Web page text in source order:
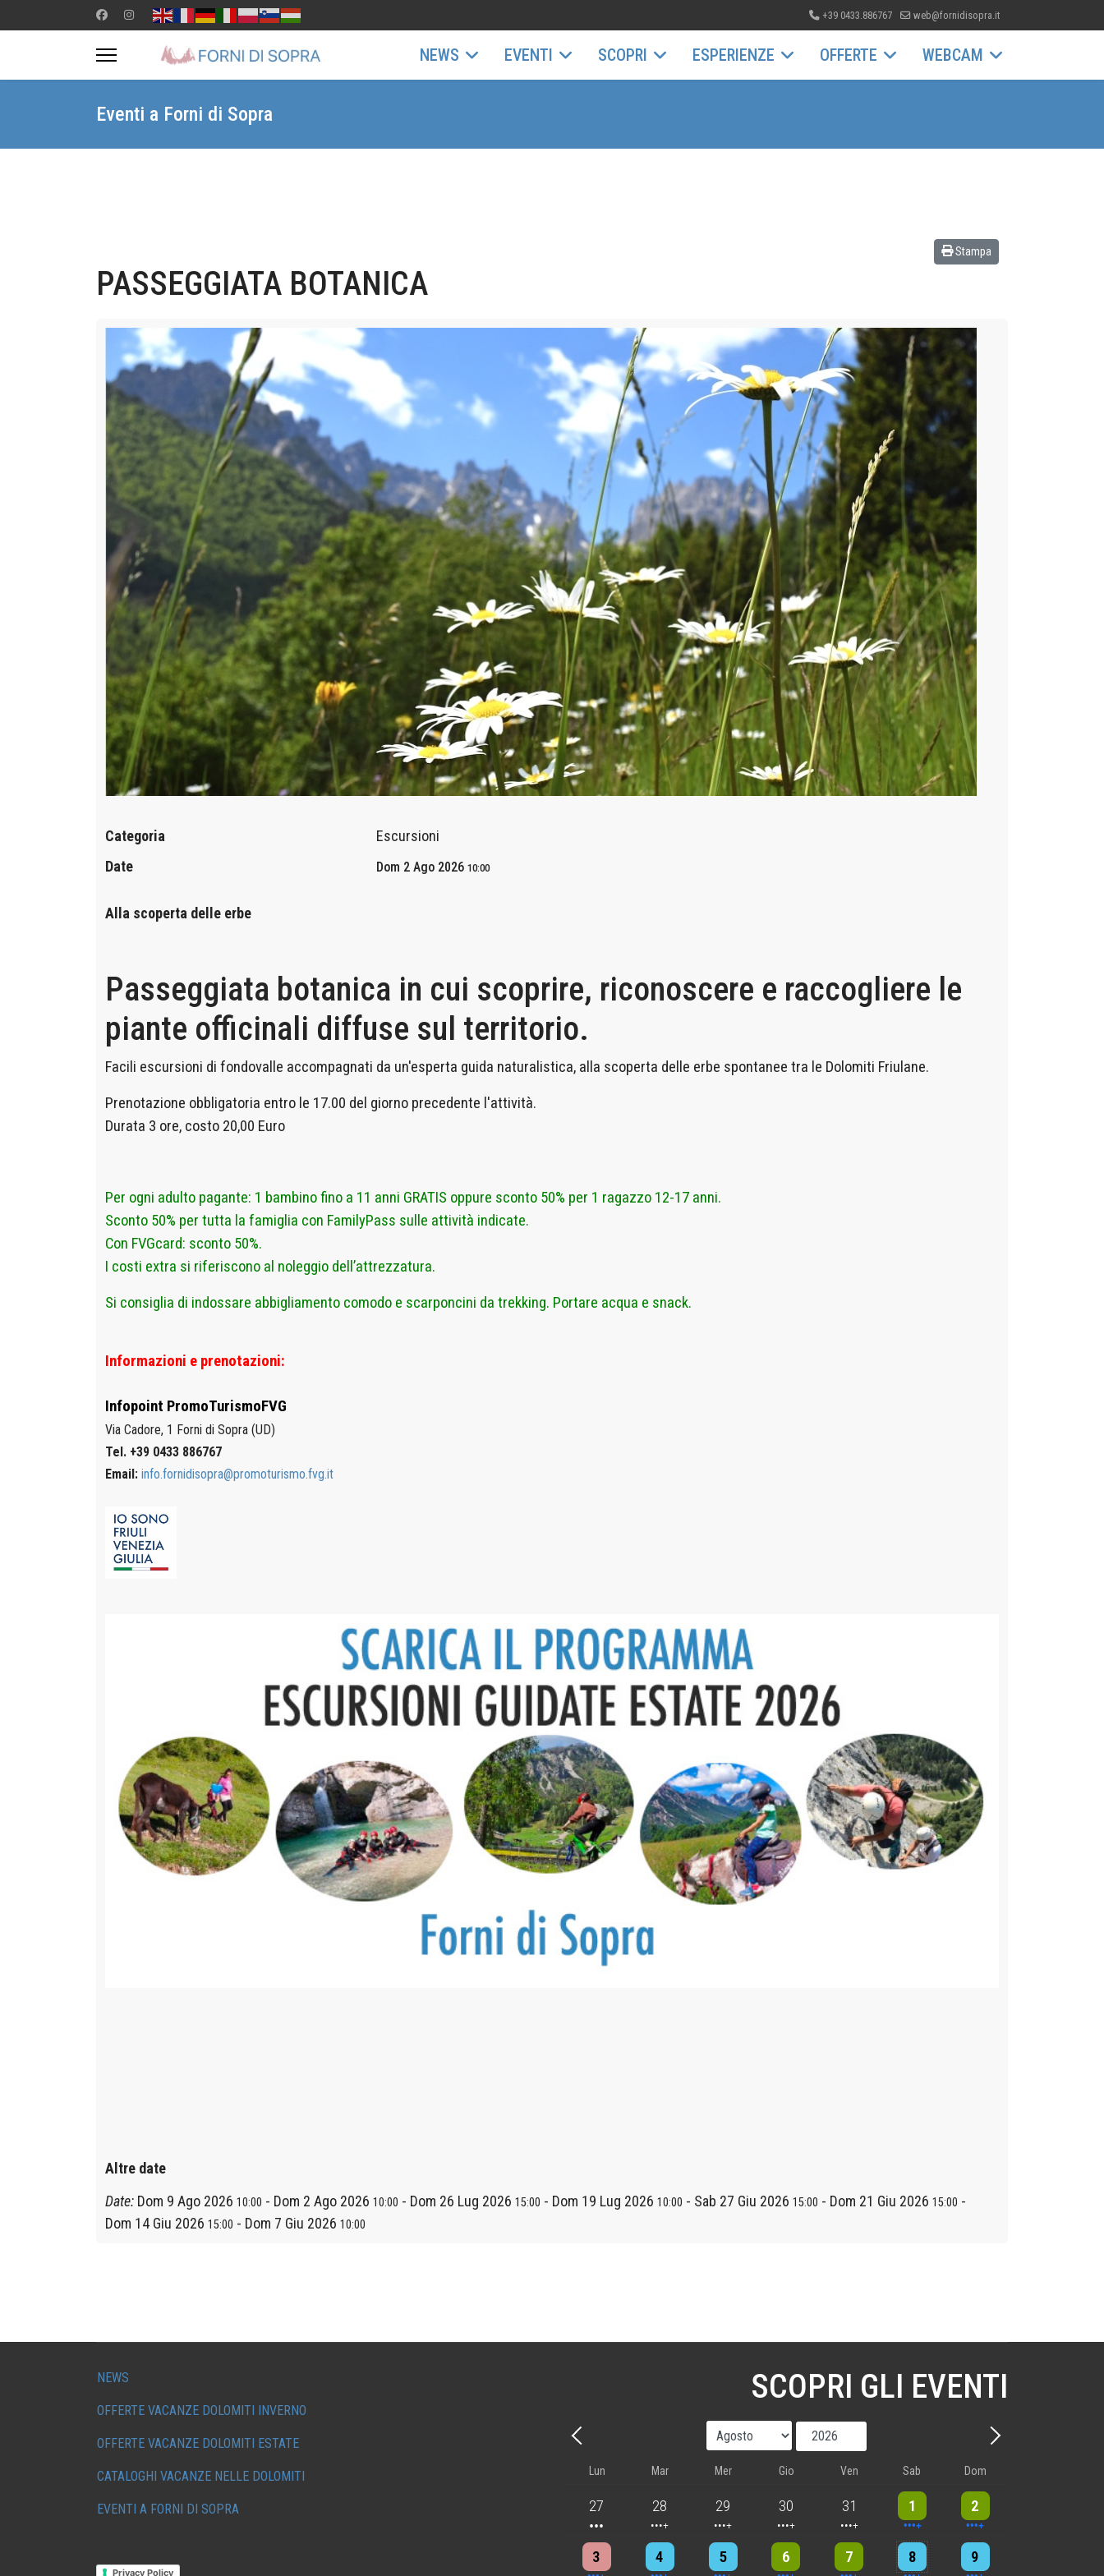
+39 0433.886767 web@fornidisopra.it
NEWS EVENTI SCOPRI ESPERIENZE OFFERTE WEBCAM
Eventi a Forni di Sopra
Stampa
PASSEGGIATA BOTANICA
Categoria
Escursioni
Date
Dom 2 Ago 2026 10:00
Alla scoperta delle erbe
Passeggiata botanica in cui scoprire, riconoscere e raccogliere le
piante officinali diffuse sul territorio.
Facili escursioni di fondovalle accompagnati da un'esperta guida naturalistica, alla scoperta delle erbe spontanee tra le Dolomiti Friulane.
Prenotazione obbligatoria entro le 17.00 del giorno precedente l'attività.
Durata 3 ore, costo 20,00 Euro
Per ogni adulto pagante: 1 bambino fino a 11 anni GRATIS oppure sconto 50% per 1 ragazzo 12-17 anni.
Sconto 50% per tutta la famiglia con FamilyPass sulle attività indicate.
Con FVGcard: sconto 50%.
I costi extra si riferiscono al noleggio dell’attrezzatura.
Si consiglia di indossare abbigliamento comodo e scarponcini da trekking. Portare acqua e snack.
Informazioni e prenotazioni:
Infopoint PromoTurismoFVG
Via Cadore, 1 Forni di Sopra (UD)
Tel. +39 0433 886767
Email:info.fornidisopra@promoturismo.fvg.it
Altre date
Date: Dom 9 Ago 202610:00 - Dom 2 Ago 202610:00 - Dom 26 Lug 202615:00 - Dom 19 Lug 202610:00 - Sab 27 Giu 202615:00 - Dom 21 Giu 202615:00 -
Dom 14 Giu 202615:00 - Dom 7 Giu 202610:00
NEWS
OFFERTE VACANZE DOLOMITI INVERNO
OFFERTE VACANZE DOLOMITI ESTATE
CATALOGHI VACANZE NELLE DOLOMITI
EVENTI A FORNI DI SOPRA
Privacy Policy
SCOPRI GLI EVENTI
Precedente - Mese
Anno
Avanti - Mese
Lun Mar Mer Gio Ven Sab Dom
27
3 events 28
4 events 29
5 events 30
5 events 31
5 events 1
9 events 2
8 events
3
4 events 4
4 events 5
7 events 6
6 events 7
5 events 8
7 events 9
8 events